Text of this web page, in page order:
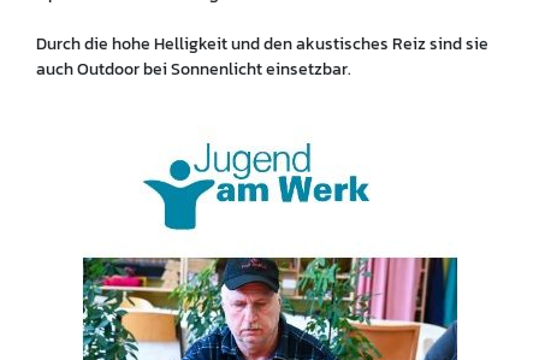
Durch die hohe Helligkeit und den akustisches Reiz sind sie
auch Outdoor bei Sonnenlicht einsetzbar.